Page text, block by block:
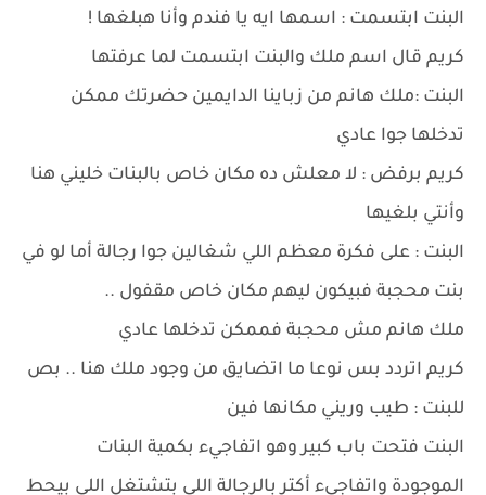
البنت ابتسمت : اسمها ايه يا فندم وأنا هبلغها !
كريم قال اسم ملك والبنت ابتسمت لما عرفتها
البنت :ملك هانم من زباينا الدايمين حضرتك ممكن
تدخلها جوا عادي
كريم برفض : لا معلش ده مكان خاص بالبنات خليني هنا
وأنتي بلغيها
البنت : على فكرة معظم اللي شغالين جوا رجالة أما لو في
بنت محجبة فبيكون ليهم مكان خاص مقفول ..
ملك هانم مش محجبة فممكن تدخلها عادي
كريم اتردد بس نوعا ما اتضايق من وجود ملك هنا .. بص
للبنت : طيب وريني مكانها فين
البنت فتحت باب كبير وهو اتفاجيء بكمية البنات
الموجودة واتفاجيء أكتر بالرجالة اللي بتشتغل اللي بيحط